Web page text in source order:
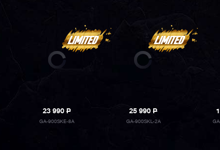
23 990P
GA-900SKE-8A
25 990P
GA-900SKL-2A